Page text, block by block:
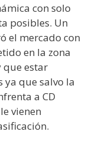
con solo
posibles. Un
el mercado con
en la zona
que estar
que salvo la
a CD
vienen